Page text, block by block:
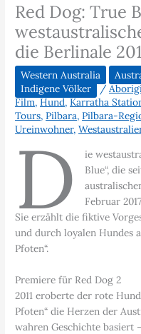
Red Dog: True
die Berlinale
Western Australia
Indigene Völker
/
Film,Hund,Karratha
Tours,Pilbara,Pilbara-
Ureinwohner,
D
ie
Blue“, die
Februar
Sie erzählt die fiktive
und durch loyalen Hundes
Pfoten“.
Premiere für Red Dog 2
2011 eroberte der rote
Pfoten“ die Herzen der
wahren Geschichte basiert